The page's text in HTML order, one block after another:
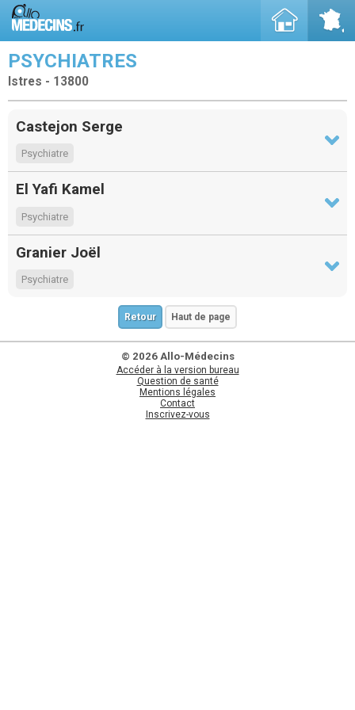
PSYCHIATRES
Istres - 13800
Castejon Serge
Psychiatre
El Yafi Kamel
Psychiatre
Granier Joël
Psychiatre
Retour Haut de page
© 2026 Allo-Médecins
Accéder à la version bureau
Question de santé
Mentions légales
Contact
Inscrivez-vous